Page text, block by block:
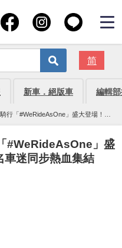
简
新車．絕版車 編輯
行「#WeRideAsOne」盛大登場！全
#WeRideAsOne」盛
車迷同步熱血集結